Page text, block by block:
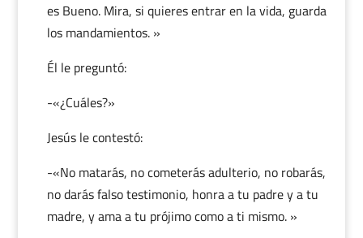
es Bueno. Mira, si quieres entrar en la vida, guarda
los mandamientos. »
Él le preguntó:
-«¿Cuáles?»
Jesús le contestó:
-«No matarás, no cometerás adulterio, no robarás,
no darás falso testimonio, honra a tu padre y a tu
madre, y ama a tu prójimo como a ti mismo. »